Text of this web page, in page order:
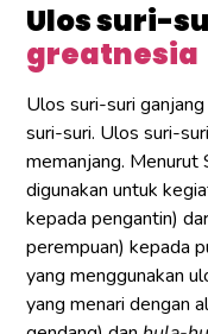
Ulos suri-
greatnesia
Ulos suri-suri
suri-suri. Ulos suri-
memanjang.
digunakan untuk
kepada pengantin)
perempuan) kepada
yang menggunakan
yang menari dengan